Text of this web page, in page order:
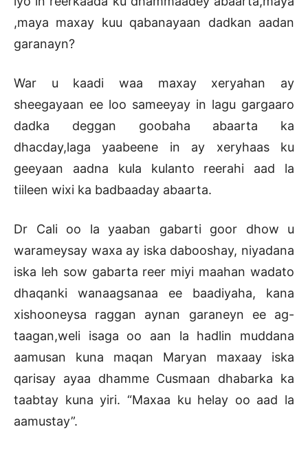
,maya maxay kuu qabanayaan dadkan aadan
garanayn?
War u kaadi waa maxay xeryahan ay
sheegayaan ee loo sameeyay in lagu gargaaro
dadka deggan goobaha abaarta ka
dhacday,laga yaabeene in ay xeryhaas ku
geeyaan aadna kula kulanto reerahi aad la
tiileen wixi ka badbaaday abaarta.
Dr Cali oo la yaaban gabarti goor dhow u
warameysay waxa ay iska dabooshay, niyadana
iska leh sow gabarta reer miyi maahan wadato
dhaqanki wanaagsanaa ee baadiyaha, kana
xishooneysa raggan aynan garaneyn ee ag-
taagan,weli isaga oo aan la hadlin muddana
aamusan kuna maqan Maryan maxaay iska
qarisay ayaa dhamme Cusmaan dhabarka ka
taabtay kuna yiri. “Maxaa ku helay oo aad la
aamustay”.